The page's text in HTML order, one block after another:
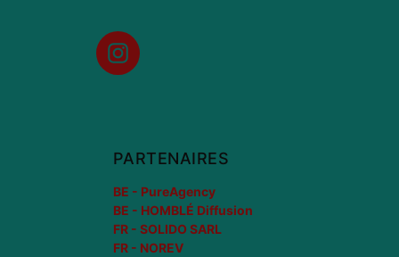
Instagram
PARTENAIRES
BE - PureAgency
BE - HOMBLÉ Diffusion
FR - SOLIDO SARL
FR - NOREV